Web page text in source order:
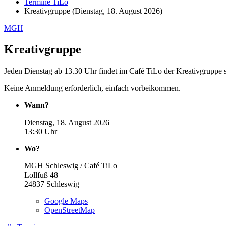
Termine TiLo
Kreativgruppe (Dienstag, 18. August 2026)
MGH
Kreativgruppe
Jeden Dienstag ab 13.30 Uhr findet im Café TiLo der Kreativgruppe
Keine Anmeldung erforderlich, einfach vorbeikommen.
Wann?
Dienstag, 18. August 2026
13:30 Uhr
Wo?
MGH Schleswig / Café TiLo
Lollfuß 48
24837 Schleswig
Google Maps
OpenStreetMap